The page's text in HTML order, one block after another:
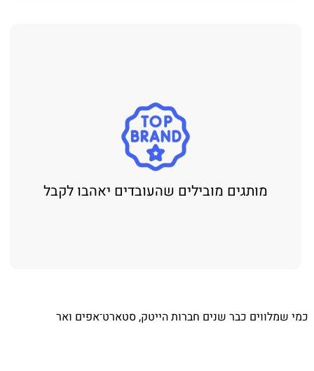
מותגים מובילים שהעובדים יאהבו לקבל
שמלווים כבר שנים חברות הייטק, סטארט־אפים ואר